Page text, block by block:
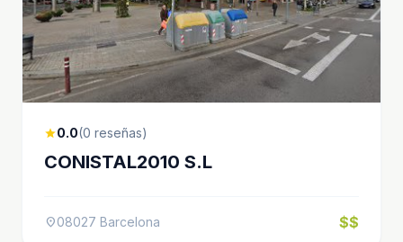
star0.0(0 reseñas)
CONISTAL2010 S.L
location_on08027 Barcelona $$